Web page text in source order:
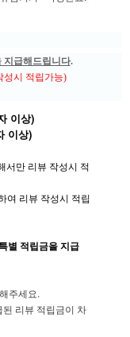
지급해드립니다.
성시 적립가능)
이상)
이상)
서만 리뷰 작성시 적
여 리뷰 작성시 적립
별 적립금을 지급
주세요.
리뷰 적립금이 차